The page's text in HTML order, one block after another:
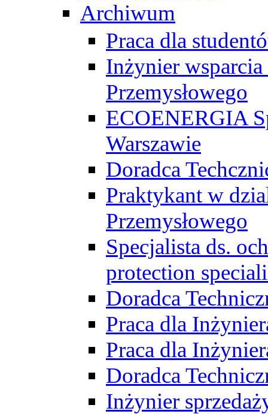
Archiwum
Praca dla
Inżynier wsparcia
Przemysłowego
ECOENERGIA
Warszawie
Doradca
Praktykant w
Przemysłowego
Specjalista ds.
protection
Doradca
Praca dla
Praca dla
Doradca
Inżynier